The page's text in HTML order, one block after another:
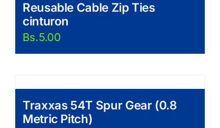
Reusable Cable Zip Ties
cinturon
Bs.5.00
Traxxas 54T Spur Gear (0.8
Metric Pitch)